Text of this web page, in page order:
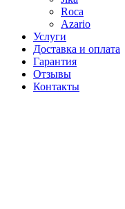
Roca
Azario
Услуги
Доставка и оплата
Гарантия
Отзывы
Контакты